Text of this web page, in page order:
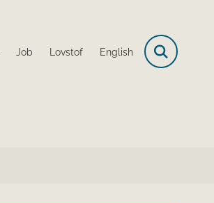
Job Lovstof English